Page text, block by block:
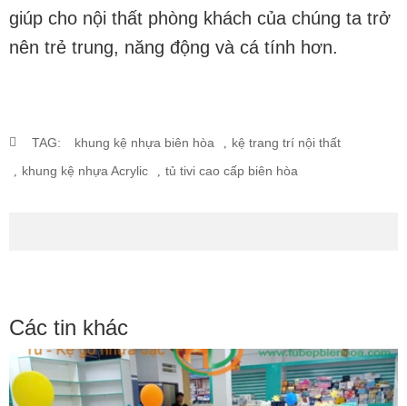
giúp cho nội thất phòng khách của chúng ta trở
nên trẻ trung, năng động và cá tính hơn.
TAG: khung kệ nhựa biên hòa
kệ trang trí nội thất
khung kệ nhựa Acrylic
tủ tivi cao cấp biên hòa
Các tin khác